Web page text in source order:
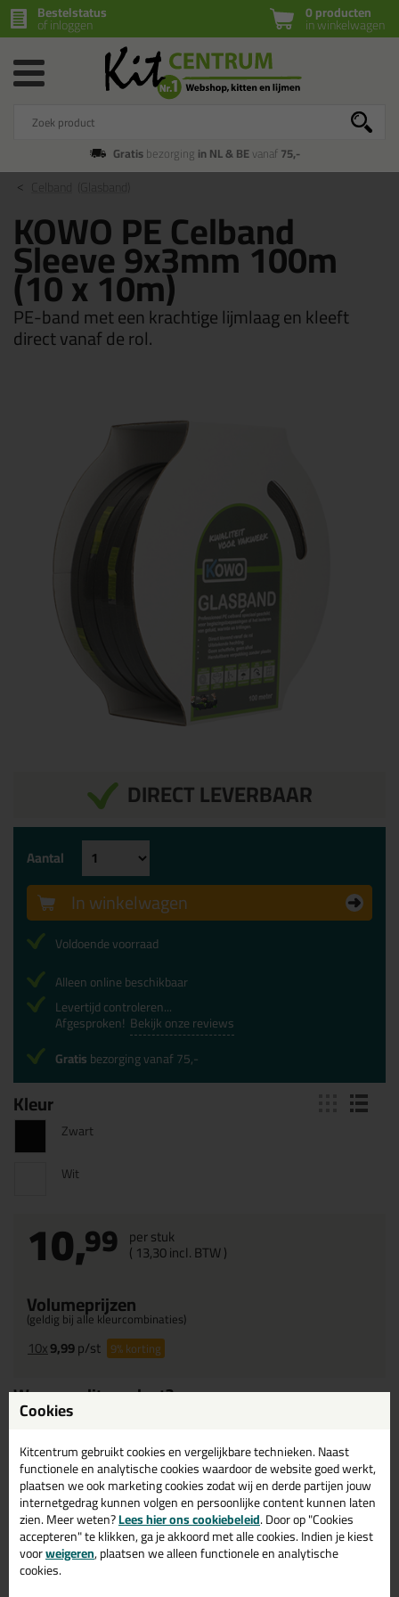
0 producten
in winkelwagen
Bestelstatus
of inloggen
Gratisbezorging in NL & BEvanaf75,-
KOWO PE Celband
Sleeve 9x3mm 100m
(10 x 10m)
PE-band met een krachtige lijmlaag en kleeft
direct vanaf de rol.
DIRECT LEVERBAAR
Kleur
Zwart
Wit
10,99 per stuk
( 13,30incl. BTW )
Volumeprijzen
(geldig bij alle kleurcombinaties)
10x9,99p/st 9%korting
Aantal
In winkelwagen
Voldoende voorraad
Alleen online beschikbaar
Levertijd controleren...
Afgesproken! Bekijk onze reviews
Gratisbezorging vanaf 75,-
Waarom dit product?
Kleeft direct vanaf de rol
Geen afval door afdekfolie
Verpakt in een hersluitbare verpakking
Omschrijving Reviews (0)
KOWO Celband Sleeve
Cookies
Kitcentrum gebruikt cookies en vergelijkbare technieken. Naast
functionele en analytische cookies waardoor de website goed werkt,
plaatsen we ook marketing cookies zodat wij en derde partijen jouw
internetgedrag kunnen volgen en persoonlijke content kunnen laten
zien. Meer weten?Lees hier ons cookiebeleid. Door op "Cookies
accepteren" te klikken, ga je akkoord met alle cookies. Indien je kiest
voorweigeren, plaatsen we alleen functionele en analytische
cookies.